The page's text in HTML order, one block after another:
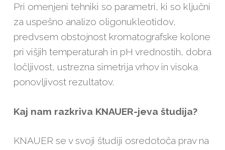
Pri omenjeni tehniki so parametri, ki so ključni
za uspešno analizo oligonukleotidov,
predvsem obstojnost kromatografske kolone
pri višjih temperaturah in pH vrednostih, dobra
ločljivost, ustrezna simetrija vrhov in visoka
ponovljivost rezultatov.
Kaj nam razkriva KNAUER-jeva študija?
KNAUER se v svoji študiji osredotoča prav na